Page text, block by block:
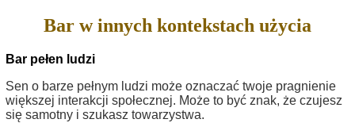
Bar w innych kontekstach użycia
Bar pełen ludzi
Sen o barze pełnym ludzi może oznaczać twoje pragnienie
większej interakcji społecznej. Może to być znak, że czujesz
się samotny i szukasz towarzystwa.